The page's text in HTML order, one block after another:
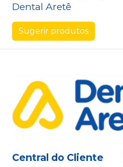
Dental Aretê
Sugerir produtos
Central do Cliente